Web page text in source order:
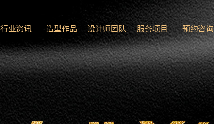
行业资讯 造型作品 设计师团队 服务项目 预约咨询